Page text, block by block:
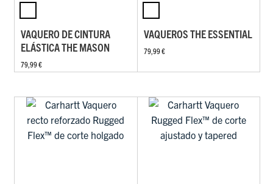
VAQUERO DE CINTURA
ELÁSTICA THE MASON
79,99 €
VAQUEROS THE ESSENTIAL
79,99 €